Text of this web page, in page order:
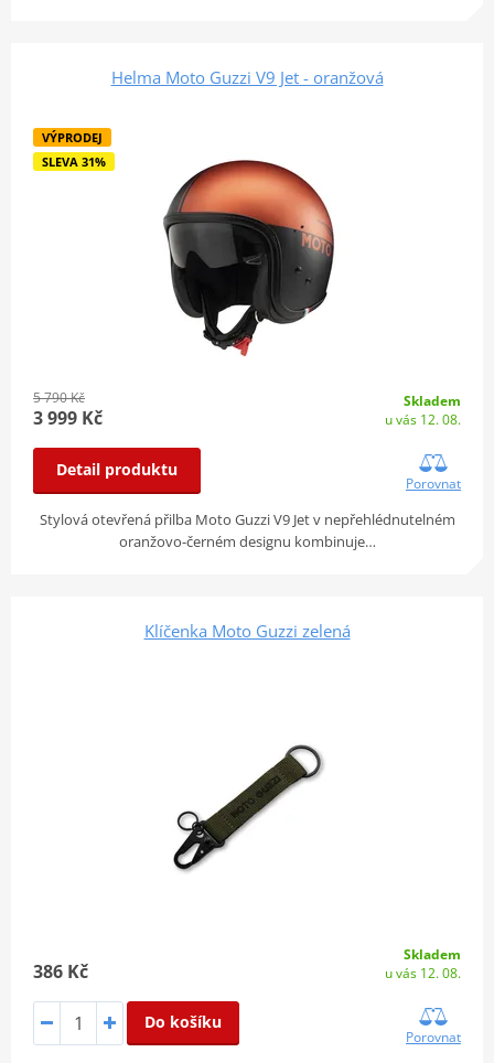
Helma Moto Guzzi V9 Jet - oranžová
VÝPRODEJ
SLEVA 31%
5 790 Kč
3 999 Kč
Skladem
u vás 12. 08.
Detail produktu
Porovnat
Stylová otevřená přilba Moto Guzzi V9 Jet v nepřehlédnutelném
oranžovo-černém designu kombinuje…
Klíčenka Moto Guzzi zelená
386 Kč
Skladem
u vás 12. 08.
Do košíku
Porovnat